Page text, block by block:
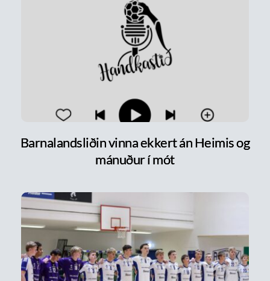
Barnalandsliðin vinna ekkert án Heimis og
mánuður í mót